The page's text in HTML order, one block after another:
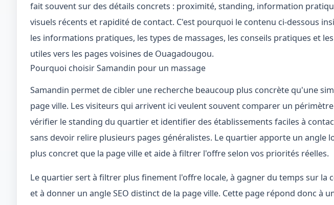
fait souvent sur des détails concrets : proximité, standing, information
visuels récents et rapidité de contact. C'est pourquoi le contenu ci-dessous
les informations pratiques, les types de massages, les conseils pratiques et
utiles vers les pages voisines de Ouagadougou.
Pourquoi choisir Samandin pour un massage
Samandin permet de cibler une recherche beaucoup plus concrète qu'une
page ville. Les visiteurs qui arrivent ici veulent souvent comparer un
vérifier le standing du quartier et identifier des établissements faciles à
sans devoir relire plusieurs pages généralistes. Le quartier apporte un angle
plus concret que la page ville et aide à filtrer l'offre selon vos priorités réelles.
Le quartier sert à filtrer plus finement l'offre locale, à gagner du temps sur la
et à donner un angle SEO distinct de la page ville. Cette page répond donc à